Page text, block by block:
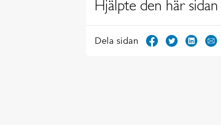
Hjälpte den här sidan
Dela sidan